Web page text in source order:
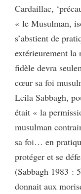
Cardaillac,
« le Musulman,
s’abstient de
extérieurement
fidèle devra
cœur sa foi
Leila Sabbagh,
était « la
musulman
sa foi… en
protéger et se
(Sabbagh 1983 :
donnait aux